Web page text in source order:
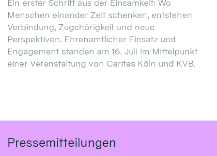
Ein erster Schritt aus der Einsamkeit: Wo
Menschen einander Zeit schenken, entstehen
Verbindung, Zugehörigkeit und neue
Perspektiven. Ehrenamtlicher Einsatz und
Engagement standen am 16. Juli im Mittelpunkt
einer Veranstaltung von Caritas Köln und KVB.
Pressemitteilungen